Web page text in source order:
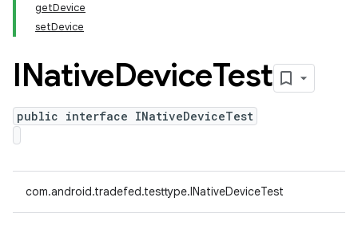
getDevice
setDevice
INativeDeviceTest
public interface INativeDeviceTest
com.android.tradefed.testtype.INativeDeviceTest